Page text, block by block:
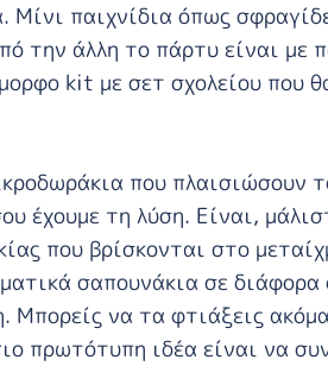
παιχνίδια όπως
την άλλη το πάρτυ είναι με
kit με σετ σχολείου που
που πλαισιώσουν
έχουμε τη λύση. Είναι,
που βρίσκονται στο
σαπουνάκια σε
να τα φτιάξεις
πρωτότυπη ιδέα είναι να